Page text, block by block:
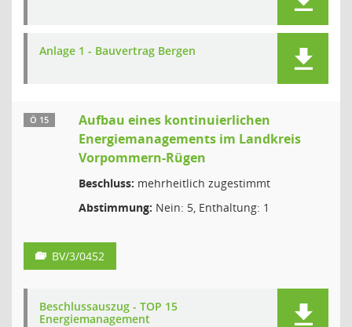
Anlage 1 - Bauvertrag Bergen
Ö 15
Aufbau eines kontinuierlichen
Energiemanagements im Landkreis
Vorpommern-Rügen
Beschluss: mehrheitlich zugestimmt
Abstimmung: Nein: 5, Enthaltung: 1
BV/3/0452
Beschlussauszug - TOP 15
Energiemanagement